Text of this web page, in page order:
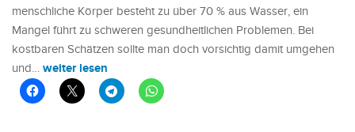
menschliche Körper besteht zu über 70 % aus Wasser, ein
Mangel führt zu schweren gesundheitlichen Problemen. Bei
kostbaren Schätzen sollte man doch vorsichtig damit umgehen
und… weiter lesen